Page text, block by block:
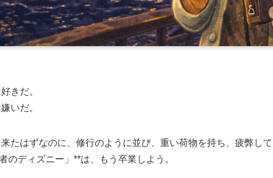
きだ。
いだ。
来たはずなのに、修行のように並び、重い荷物を持ち、疲弊して
のディズニー」**は、もう卒業しよう。